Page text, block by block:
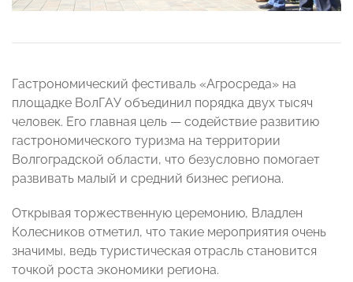
Гастрономический фестиваль «Агросреда» на
площадке ВолГАУ объединил порядка двух тысяч
человек. Его главная цель — содействие развитию
гастрономического туризма на территории
Волгоградской области, что безусловно помогает
развивать малый и средний бизнес региона.
Открывая торжественную церемонию, Владлен
Колесников отметил, что такие мероприятия очень
значимы, ведь туристическая отрасль становится
точкой роста экономики региона.